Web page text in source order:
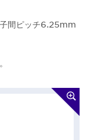
子間ピッチ6.25mm